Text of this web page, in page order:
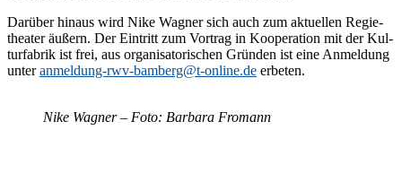
Dar­über hin­aus wird Nike Wag­ner sich auch zum ak­tu­el­len Re­gie­
thea­ter äu­ßern. Der Ein­tritt zum Vor­trag in Ko­ope­ra­ti­on mit der Kul­
tur­fa­brik ist frei, aus or­ga­ni­sa­to­ri­schen Grün­den ist eine An­mel­dung
un­teranmeldung-rwv-bamberg@t-online.de erbeten.
Nike Wag­ner – Foto: Bar­ba­ra Fromann